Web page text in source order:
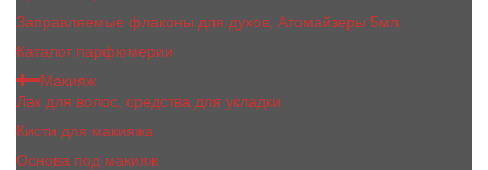
Заправляемые флаконы для духов, Атомайзеры 5мл
Каталог парфюмерии
Макияж
Лак для волос, средства для укладки
Кисти для макияжа
Основа под макияж